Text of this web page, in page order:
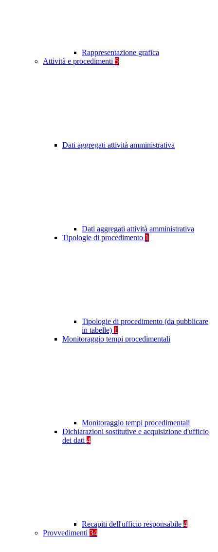
Rappresentazione grafica
Attività e procedimenti 5
Dati aggregati attività amministrativa
Dati aggregati attività amministrativa
Tipologie di procedimento 1
Tipologie di procedimento (da pubblicare
in tabelle) 1
Monitoraggio tempi procedimentali
Monitoraggio tempi procedimentali
Dichiarazioni sostitutive e acquisizione d'ufficio
dei dati 4
Recapiti dell'ufficio responsabile 4
Provvedimenti 34